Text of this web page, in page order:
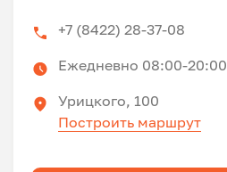
+7 (8422) 28-37-08
Ежедневно 08:00-20:00
Урицкого, 100
Построить маршрут